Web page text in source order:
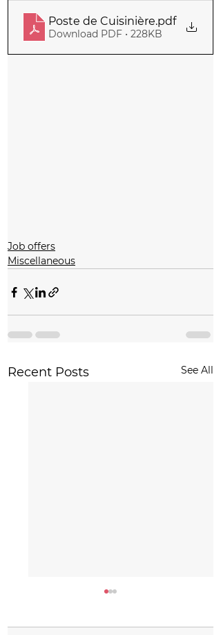
Poste de Cuisinière.pdf
Download PDF • 228KB
Job offers
Miscellaneous
Recent Posts See All